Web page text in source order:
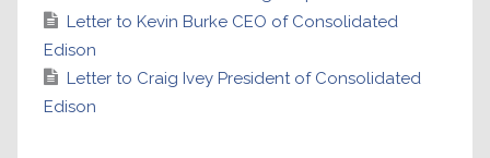
Letter to Kevin Burke CEO of Consolidated
Edison
Letter to Craig Ivey President of Consolidated
Edison